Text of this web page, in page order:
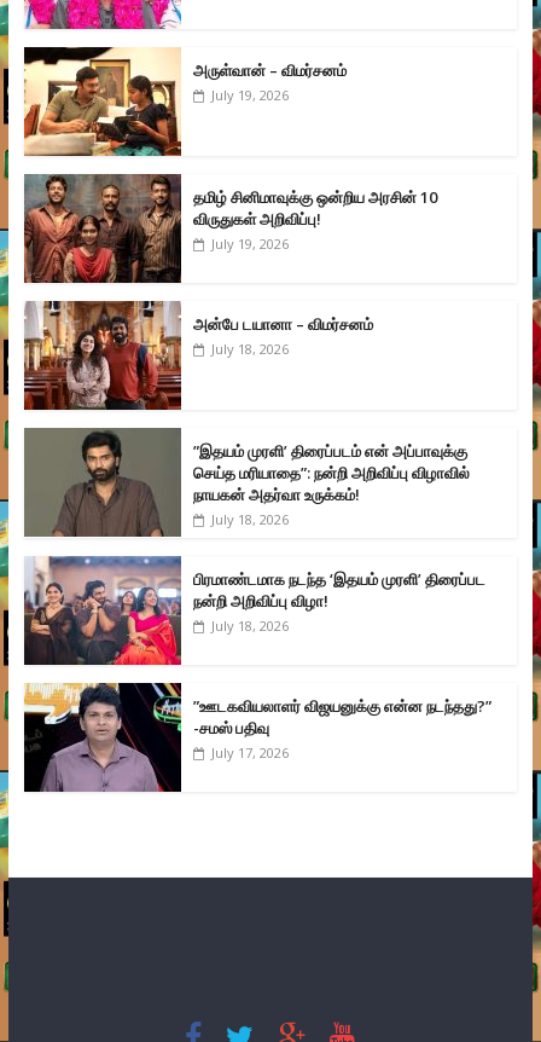
அருள்வான் – விமர்சனம்
July 19, 2026
தமிழ் சினிமாவுக்கு ஒன்றிய அரசின் 10
விருதுகள் அறிவிப்பு!
July 19, 2026
அன்பே டயானா – விமர்சனம்
July 18, 2026
”இதயம் முரளி’ திரைப்படம் என் அப்பாவுக்கு
செய்த மரியாதை”: நன்றி அறிவிப்பு விழாவில்
நாயகன் அதர்வா உருக்கம்!
July 18, 2026
பிரமாண்டமாக நடந்த ‘இதயம் முரளி’ திரைப்பட
நன்றி அறிவிப்பு விழா!
July 18, 2026
”ஊடகவியலாளர் விஜயனுக்கு என்ன நடந்தது?”
-சமஸ் பதிவு
July 17, 2026